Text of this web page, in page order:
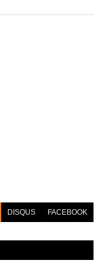
DISQUS FACEBOOK